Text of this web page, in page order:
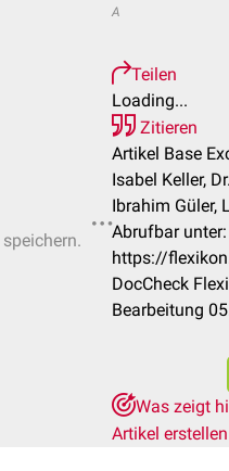
A
Teilen
Loading...
Zitieren
Artikel Base
Isabel Keller,
Ibrahim Güler,
Abrufbar unter:
https://
DocCheck
Bearbeitung
Was zeigt
Artikel erstellen